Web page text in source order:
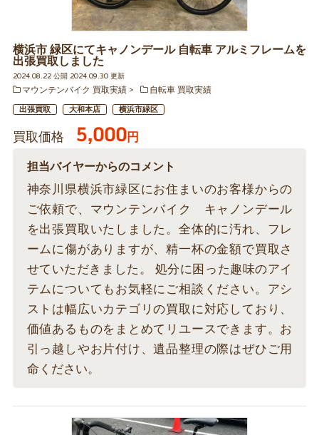
横浜市 緑区にてキャノンデール 自転車 アルミフレームを
出張買取しました
2024.08.22 公開 2024.09.30 更新
マウンテンバイク 買取実績
自転車 買取実績
出張買取 大和本店 横浜市緑区
買取価格 5,000円
担当バイヤーからのコメント
神奈川県横浜市緑区にお住まいのお客様からの
ご依頼で、マウンテンバイク キャノンデール
を出張買取いたしました。全体的に汚れ、フレ
ームに傷がありますが、精一杯の金額で買取さ
せていただきました。 処分に困った趣味のアイ
テムについてもお気軽にご相談ください。アシ
ストは幅広いカテゴリの買取に対応しており、
価値あるものをまとめてリユースできます。お
引っ越しやお片付け、遺品整理の際はぜひご用
命ください。